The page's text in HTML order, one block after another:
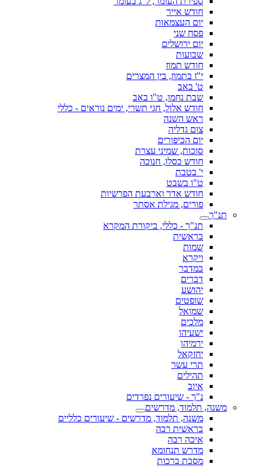
חודש אייר
יום העצמאות
פסח שני
יום ירושלים
שבועות
חודש תמוז
י"ז בתמוז, בין המצרים
ט' באב
שבת נחמו, ט"ו באב
חודש אלול, חגי תשרי, ימים נוראים - כללי
ראש השנה
צום גדליה
יום הכיפורים
סוכות, שמיני עצרת
חודש כסלו, חנוכה
י' בטבת
ט"ו בשבט
חודש אדר וארבעת הפרשיות
פורים, מגילת אסתר
תנ"ך
תנ"ך - כללי, ביקורת המקרא
בראשית
שמות
ויקרא
במדבר
דברים
יהושע
שופטים
שמואל
מלכים
ישעיהו
ירמיהו
יחזקאל
תרי עשר
תהילים
איוב
נ"ך - שיעורים נפרדים
משנה, תלמוד, מדרשים
משנה, תלמוד, מדרשים - שיעורים כלליים
בראשית רבה
איכה רבה
מדרש תנחומא
מסכת ברכות